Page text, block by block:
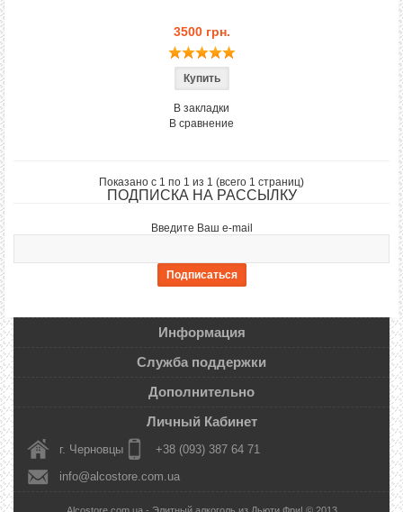
3500 грн.
В закладки
В сравнение
Показано с 1 по 1 из 1 (всего 1 страниц)
ПОДПИСКА НА РАССЫЛКУ
Введите Ваш e-mail
Информация
Служба поддержки
Дополнительно
Личный Кабинет
г. Черновцы
+38 (093) 387 64 71
info@alcostore.com.ua